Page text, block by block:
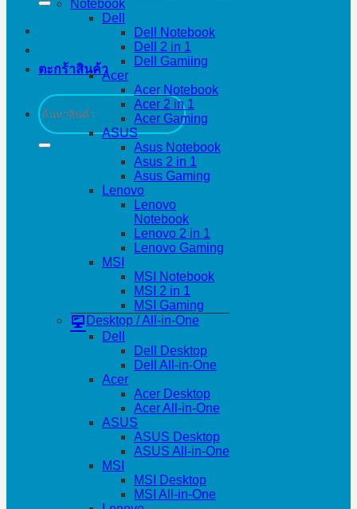
ตะกร้าสินค้า
ค้นหา:
Notebook
Dell
Dell Notebook
Dell 2 in 1
Dell Gamiing
Acer
Acer Notebook
Acer 2 in 1
Acer Gaming
ASUS
Asus Notebook
Asus 2 in 1
Asus Gaming
Lenovo
Lenovo
Notebook
Lenovo 2 in 1
Lenovo Gaming
MSI
MSI Notebook
MSI 2 in 1
MSI Gaming
Desktop / All-in-One
Dell
Dell Desktop
Dell All-in-One
Acer
Acer Desktop
Acer All-in-One
ASUS
ASUS Desktop
ASUS All-in-One
MSI
MSI Desktop
MSI All-in-One